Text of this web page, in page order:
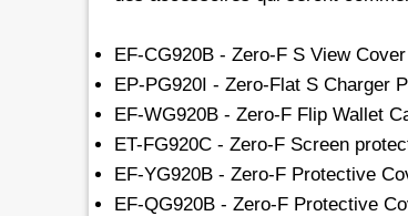
EF-CG920B - Zero-F S View
EP-PG920I - Zero-Flat S Charger
EF-WG920B - Zero-F Flip Wallet
ET-FG920C‏ - Zero-F Screen
EF-YG920B - Zero-F Protective
EF-QG920B - Zero-F Protective